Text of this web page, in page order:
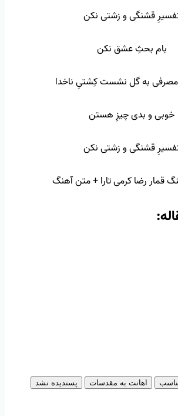
قشنگی و زشتی نکن
بام بحثِ عشق نکن
به گل نشست کِشتیِ ناخدا
خوبی و بدی چیزِ هستن
قشنگی و زشتی نکن
قمار رضا کرمی تارا + متن آهنگ
اهانت به مقدسات پسندیده نشد